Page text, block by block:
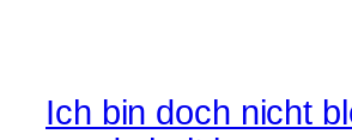
Ich bin doch nicht